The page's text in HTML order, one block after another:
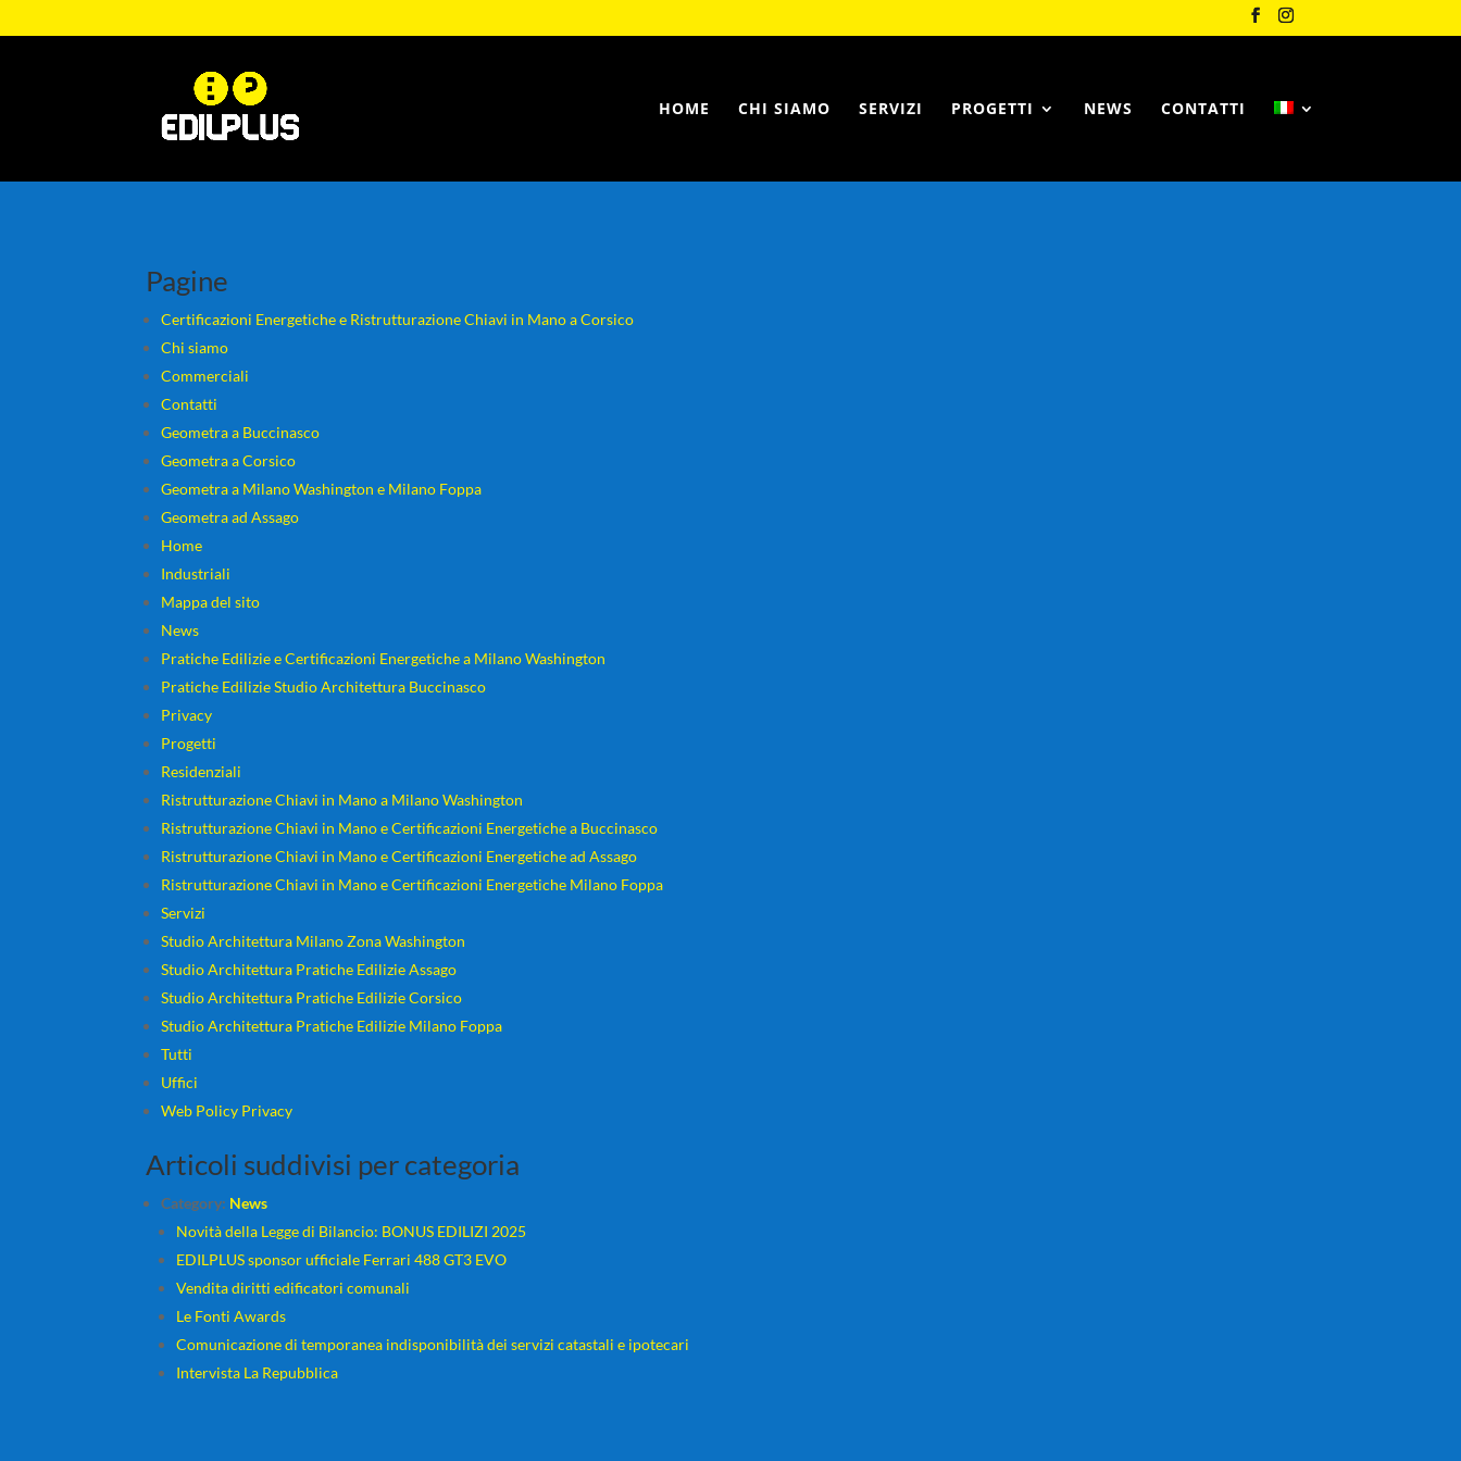
HOME CHI SIAMO SERVIZI PROGETTI NEWS CONTATTI
Pagine
Certificazioni Energetiche e Ristrutturazione Chiavi in Mano a Corsico
Chi siamo
Commerciali
Contatti
Geometra a Buccinasco
Geometra a Corsico
Geometra a Milano Washington e Milano Foppa
Geometra ad Assago
Home
Industriali
Mappa del sito
News
Pratiche Edilizie e Certificazioni Energetiche a Milano Washington
Pratiche Edilizie Studio Architettura Buccinasco
Privacy
Progetti
Residenziali
Ristrutturazione Chiavi in Mano a Milano Washington
Ristrutturazione Chiavi in Mano e Certificazioni Energetiche a Buccinasco
Ristrutturazione Chiavi in Mano e Certificazioni Energetiche ad Assago
Ristrutturazione Chiavi in Mano e Certificazioni Energetiche Milano Foppa
Servizi
Studio Architettura Milano Zona Washington
Studio Architettura Pratiche Edilizie Assago
Studio Architettura Pratiche Edilizie Corsico
Studio Architettura Pratiche Edilizie Milano Foppa
Tutti
Uffici
Web Policy Privacy
Articoli suddivisi per categoria
Category: News
Novità della Legge di Bilancio: BONUS EDILIZI 2025
EDILPLUS sponsor ufficiale Ferrari 488 GT3 EVO
Vendita diritti edificatori comunali
Le Fonti Awards
Comunicazione di temporanea indisponibilità dei servizi catastali e ipotecari
Intervista La Repubblica